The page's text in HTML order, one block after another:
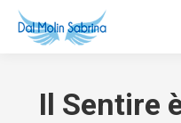
Il Sentire